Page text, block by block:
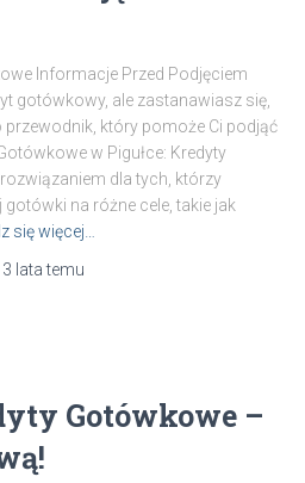
Informacje Przed Podjęciem
gotówkowy, ale zastanawiasz się,
który pomoże Ci podjąć
w Pigułce: Kredyty
dla tych, którzy
na różne cele, takie jak
się więcej…
3 latatemu
Gotówkowe –